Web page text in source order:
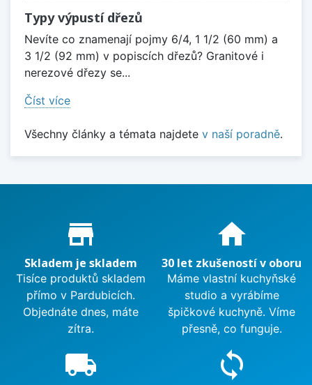
Typy výpustí dřezů
Nevíte co znamenají pojmy 6/4, 1 1/2 (60 mm) a
3 1/2 (92 mm) v popiscích dřezů? Granitové i
nerezové dřezy se...
Číst více
Všechny články a témata najdete v naší poradně.
Proč nakupovat u nás?
store_mall_directory
Skladem je skladem
Tisíce produktů skladem
přímo v Pardubicích.
Objednáte dnes, máte
zítra.
home
30 let zkušeností v oboru
Máme vlastní kuchyňské
studio a vyrábíme
špičkové kuchyně. Víme
přesně, co funguje.
local_shipping sync